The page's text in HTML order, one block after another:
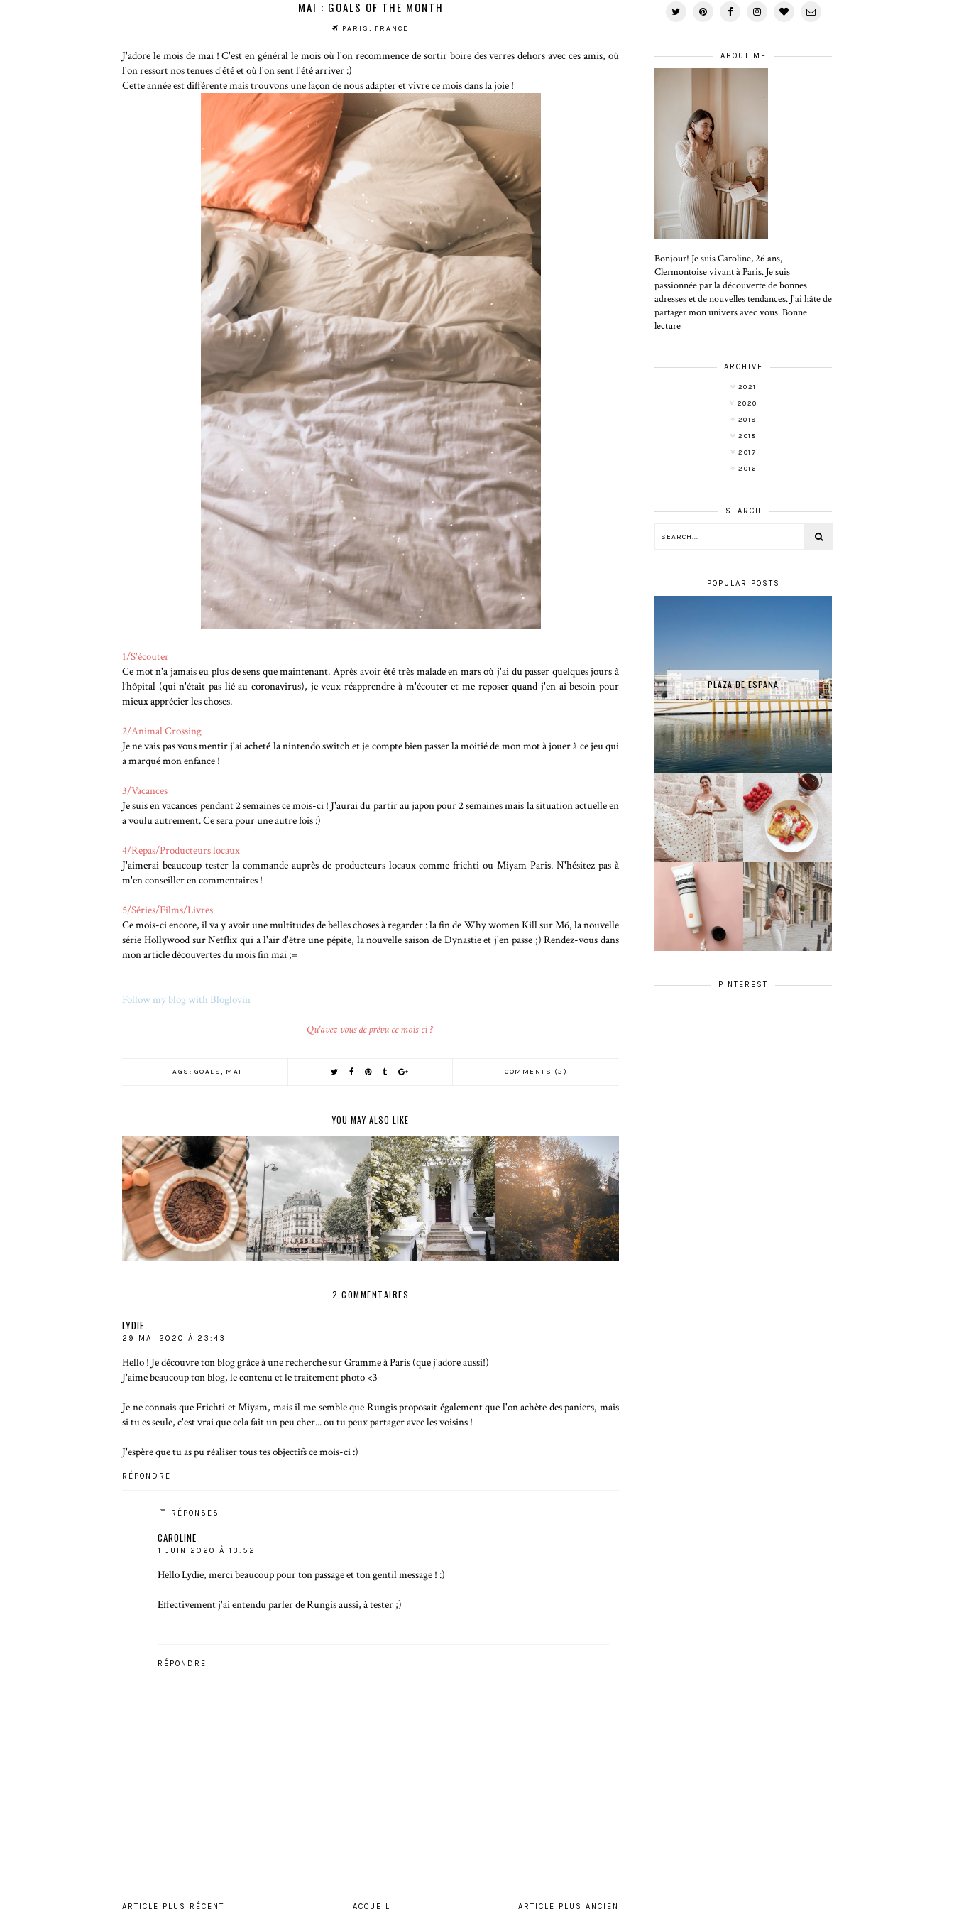
MAI : GOALS OF THE MONTH
PARIS, FRANCE
J'adore le mois de mai ! C'est en général le mois où l'on recommence de sortir boire des verres dehors avec ces amis, où
l'on ressort nos tenues d'été et où l'on sent l'été arriver :)
Cette année est différente mais trouvons une façon de nous adapter et vivre ce mois dans la joie !
1/S'écouter
Ce mot n'a jamais eu plus de sens que maintenant. Après avoir été très malade en mars où j'ai du passer quelques jours à
l’hôpital (qui n'était pas lié au coronavirus), je veux réapprendre à m'écouter et me reposer quand j'en ai besoin pour
mieux apprécier les choses.
2/Animal Crossing
Je ne vais pas vous mentir j'ai acheté la nintendo switch et je compte bien passer la moitié de mon mot à jouer à ce jeu qui
a marqué mon enfance !
3/Vacances
Je suis en vacances pendant 2 semaines ce mois-ci ! J'aurai du partir au japon pour 2 semaines mais la situation actuelle en
a voulu autrement. Ce sera pour une autre fois :)
4/Repas/Producteurs locaux
J'aimerai beaucoup tester la commande auprès de producteurs locaux comme frichti ou Miyam Paris. N'hésitez pas à
m'en conseiller en commentaires !
5/Séries/Films/Livres
Ce mois-ci encore, il va y avoir une multitudes de belles choses à regarder : la fin de Why women Kill sur M6, la nouvelle
série Hollywood sur Netflix qui a l'air d'être une pépite, la nouvelle saison de Dynastie et j'en passe ;) Rendez-vous dans
mon article découvertes du mois fin mai ;=
Follow my blog with Bloglovin
Qu'avez-vous de prévu ce mois-ci ?
TAGS: GOALS, MAI COMMENTS (2)
YOU MAY ALSO LIKE
GOALS DE NOVEMBRE
GOALS DE
SEPTEMBRE
GOALS DE JUIN GOALS DE MAI
2 COMMENTAIRES
LYDIE
29 MAI 2020 À 23:43
Hello ! Je découvre ton blog grâce à une recherche sur Gramme à Paris (que j'adore aussi!)
J'aime beaucoup ton blog, le contenu et le traitement photo <3
Je ne connais que Frichti et Miyam, mais il me semble que Rungis proposait également que l'on achète des paniers, mais
si tu es seule, c'est vrai que cela fait un peu cher... ou tu peux partager avec les voisins !
J'espère que tu as pu réaliser tous tes objectifs ce mois-ci :)
RÉPONDRE
RÉPONSES
CAROLINE
1 JUIN 2020 À 13:52
Hello Lydie, merci beaucoup pour ton passage et ton gentil message ! :)
Effectivement j'ai entendu parler de Rungis aussi, à tester ;)
RÉPONDRE
ARTICLE PLUS RÉCENT ARTICLE PLUS ANCIEN
ACCUEIL
ABOUT ME
Bonjour! Je suis Caroline, 26 ans,
Clermontoise vivant à Paris. Je suis
passionnée par la découverte de bonnes
adresses et de nouvelles tendances. J'ai hâte de
partager mon univers avec vous. Bonne
lecture
ARCHIVE
2021
2020
2019
2018
2017
2016
SEARCH
POPULAR POSTS
PLAZA DE ESPANA
LA ROBE SÉZANE
RECETTE - PAIN
PERDU
TEST PRODUIT #1
: HYDRA ACTIV
SMART NUTRIENT
DAY DREAM - FIGS
& ROUGE
3 TENUES
PORTÉES CE MOIS
#JANVIER
PINTEREST